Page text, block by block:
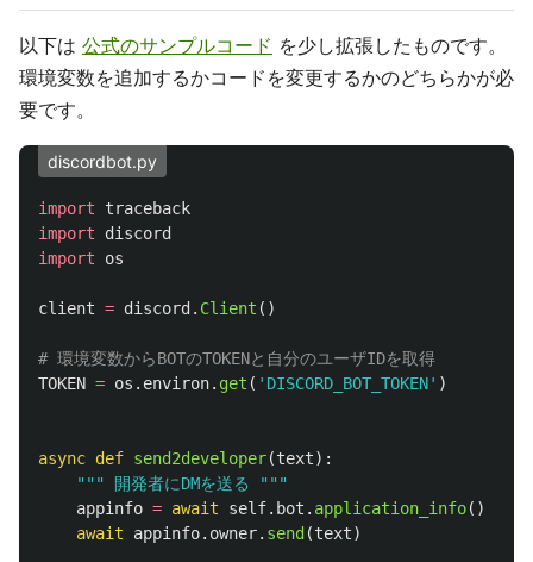
以下は 公式のサンプルコード を少し拡張したものです。
環境変数を追加するかコードを変更するかのどちらかが必
要です。
discordbot.py
import
traceback
import
discord
import
os
client = discord . Client ()
TOKEN = os . environ. get ( ' DISCORD_BOT_TOKEN' )
async def send2developer(text):
"""
開発者にDMを送る
"""
appinfo = await self. bot . application_info()
await
appinfo. owner. send (text)